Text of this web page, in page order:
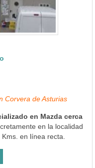
Corvera de Asturias
en Mazda cerca
en la localidad
en línea recta.